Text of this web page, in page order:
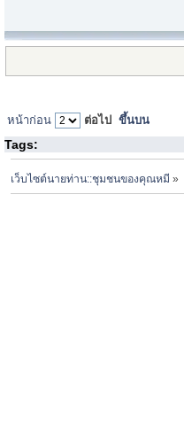
หน้าก่อน ต่อไป ขึ้นบน
Tags:
เว็บไซต์นายท่าน::ชุมชนของคุณหมี »